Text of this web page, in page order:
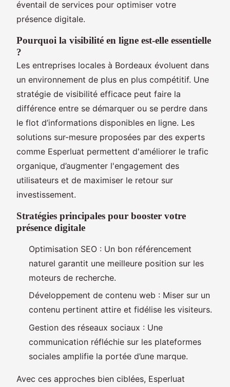
éventail de services pour optimiser votre
présence digitale.
Pourquoi la visibilité en ligne est-elle essentielle
?
Les entreprises locales à Bordeaux évoluent dans
un environnement de plus en plus compétitif. Une
stratégie de visibilité efficace peut faire la
différence entre se démarquer ou se perdre dans
le flot d’informations disponibles en ligne. Les
solutions sur-mesure proposées par des experts
comme Esperluat permettent d'améliorer le trafic
organique, d’augmenter l'engagement des
utilisateurs et de maximiser le retour sur
investissement.
Stratégies principales pour booster votre
présence digitale
Optimisation SEO : Un bon référencement
naturel garantit une meilleure position sur les
moteurs de recherche.
Développement de contenu web : Miser sur un
contenu pertinent attire et fidélise les visiteurs.
Gestion des réseaux sociaux : Une
communication réfléchie sur les plateformes
sociales amplifie la portée d’une marque.
Avec ces approches bien ciblées, Esperluat